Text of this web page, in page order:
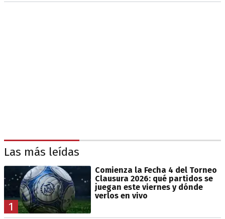
Las más leídas
1
Comienza la Fecha 4 del Torneo
Clausura 2026: qué partidos se
juegan este viernes y dónde
verlos en vivo